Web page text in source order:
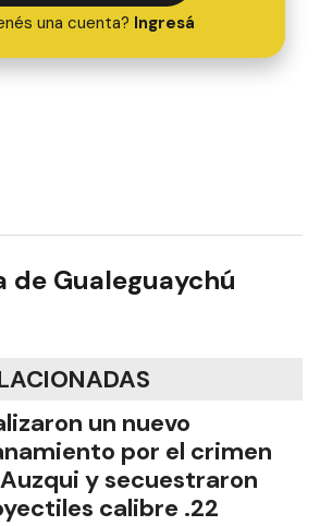
una cuenta? Ingresá
de Gualeguaychú
un nuevo
por el crimen
y secuestraron
calibre .22